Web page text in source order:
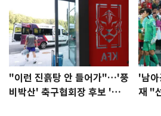
"이런 진흙탕 안 들어가"…'풍
비박산' 축구협회장 후보 '실
'남
재 "